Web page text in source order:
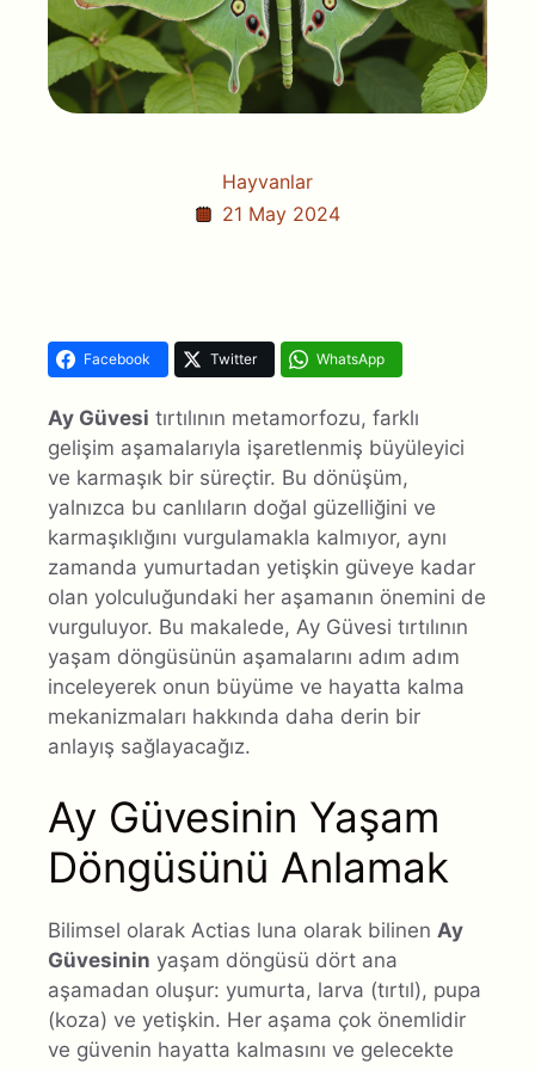
Hayvanlar
21 May 2024
Facebook Twitter WhatsApp
Ay Güvesi tırtılının metamorfozu, farklı
gelişim aşamalarıyla işaretlenmiş büyüleyici
ve karmaşık bir süreçtir. Bu dönüşüm,
yalnızca bu canlıların doğal güzelliğini ve
karmaşıklığını vurgulamakla kalmıyor, aynı
zamanda yumurtadan yetişkin güveye kadar
olan yolculuğundaki her aşamanın önemini de
vurguluyor. Bu makalede, Ay Güvesi tırtılının
yaşam döngüsünün aşamalarını adım adım
inceleyerek onun büyüme ve hayatta kalma
mekanizmaları hakkında daha derin bir
anlayış sağlayacağız.
Ay Güvesinin Yaşam
Döngüsünü Anlamak
Bilimsel olarak Actias luna olarak bilinen Ay
Güvesinin yaşam döngüsü dört ana
aşamadan oluşur: yumurta, larva (tırtıl), pupa
(koza) ve yetişkin. Her aşama çok önemlidir
ve güvenin hayatta kalmasını ve gelecekte